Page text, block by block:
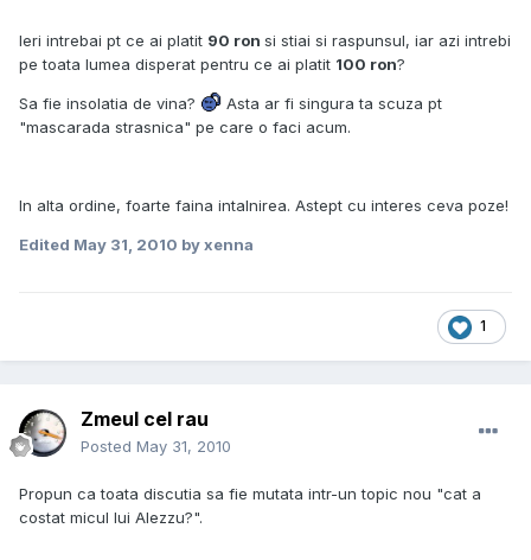
Ieri intrebai pt ce ai platit 90 ron si stiai si raspunsul, iar azi intrebi
pe toata lumea disperat pentru ce ai platit 100 ron?
Sa fie insolatia de vina?
Asta ar fi singura ta scuza pt
"mascarada strasnica" pe care o faci acum.
In alta ordine, foarte faina intalnirea. Astept cu interes ceva poze!
Edited May 31, 2010 by xenna
1
Zmeul cel rau
Posted May 31, 2010
Propun ca toata discutia sa fie mutata intr-un topic nou "cat a
costat micul lui Alezzu?".